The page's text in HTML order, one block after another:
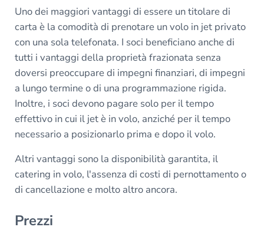
Uno dei maggiori vantaggi di essere un titolare di
carta è la comodità di prenotare un volo in jet privato
con una sola telefonata. I soci beneficiano anche di
tutti i vantaggi della proprietà frazionata senza
doversi preoccupare di impegni finanziari, di impegni
a lungo termine o di una programmazione rigida.
Inoltre, i soci devono pagare solo per il tempo
effettivo in cui il jet è in volo, anziché per il tempo
necessario a posizionarlo prima e dopo il volo.
Altri vantaggi sono la disponibilità garantita, il
catering in volo, l'assenza di costi di pernottamento o
di cancellazione e molto altro ancora.
Prezzi